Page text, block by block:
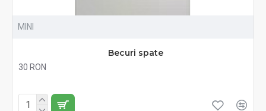
MINI
Becuri spate
30 RON